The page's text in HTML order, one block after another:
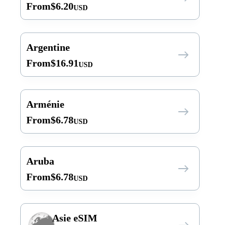
From$6.20USD
Argentine
From$16.91USD
Arménie
From$6.78USD
Aruba
From$6.78USD
Asie eSIM